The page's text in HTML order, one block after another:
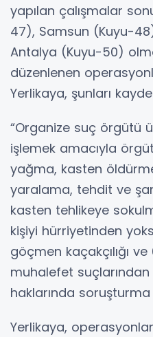
yapılan çalışmalar
47), Samsun (Kuyu-
Antalya (Kuyu-50)
düzenlenen
Yerlikaya, şunları
“Organize suç örgütü
işlemek amacıyla
yağma, kasten
yaralama, tehdit ve
kasten tehlikeye
kişiyi hürriyetinden
göçmen kaçakçılığı ve
muhalefet suçlarından
haklarında soruşturma
Yerlikaya,